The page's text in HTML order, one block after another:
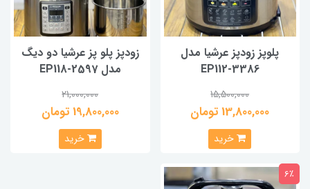
پلوپز زودپز عرشیا مدل
EP112-3386
15,500,000
13,800,000 تومان
خرید
زودپز پلو پز عرشیا دو دیگ
مدل EP118-2597
21,000,000
19,800,000 تومان
خرید
6٪